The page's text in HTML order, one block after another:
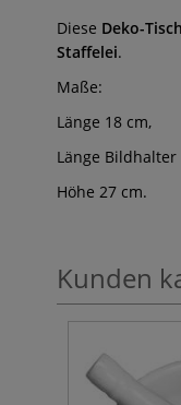
Diese Deko-
Staffelei.
Maße:
Länge 18 cm,
Länge Bildhalter
Höhe 27 cm.
Kunden